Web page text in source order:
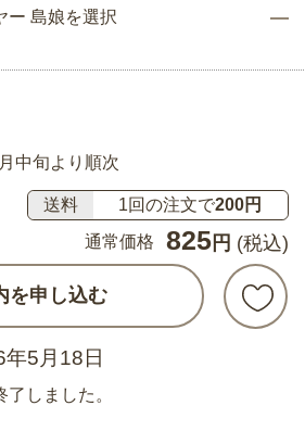
ー 島娘を選択
中旬より順次
送料 1回の注文で200円
通常価格
825 円 (税込)
を申し込む
年5月18日
しました。